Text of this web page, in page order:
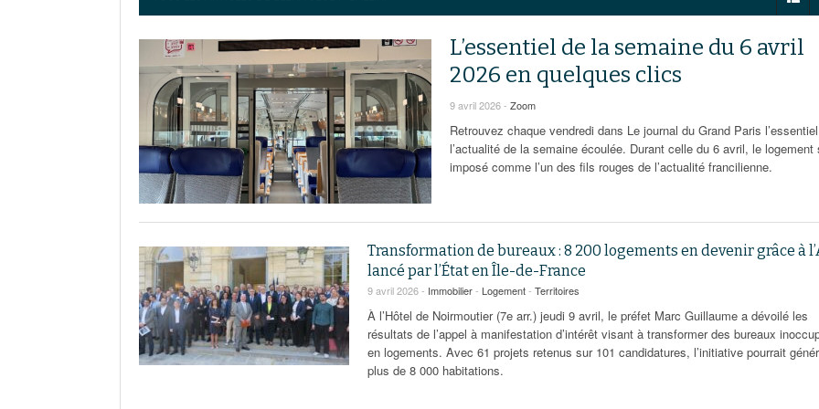
16 juillet 2026
Saint-Agne immobilier inaugure une nouvelle
résidence à Torcy
Plus d'articles
janvier 2026
Municipales 2026 : la CCI livre 23
relancer l’économie parisienne
Cahier d’expert à destination des
janvier 2026
Plus d'articles
Exclusif –
feuille de
juillet 2026
À Paris, les
redessinent
L’essentiel de la semaine du 6 avril
2026 en quelques clics
9 avril 2026 - Zoom
Retrouvez chaque vendredi dans Le journal du Grand Paris
l’actualité de la semaine écoulée. Durant celle du 6 avril, le logement
imposé comme l’un des fils rouges de l’actualité francilienne.
Transformation de bureaux : 8 200 logements en devenir grâce à
lancé par l’État en Île-de-France
9 avril 2026 - Immobilier- Logement- Territoires
À l’Hôtel de Noirmoutier (7e arr.) jeudi 9 avril, le préfet Marc Guillaume a dévoilé les
résultats de l’appel à manifestation d’intérêt visant à transformer des bureaux
en logements. Avec 61 projets retenus sur 101 candidatures, l’initiative pourrait
plus de 8 000 habitations.